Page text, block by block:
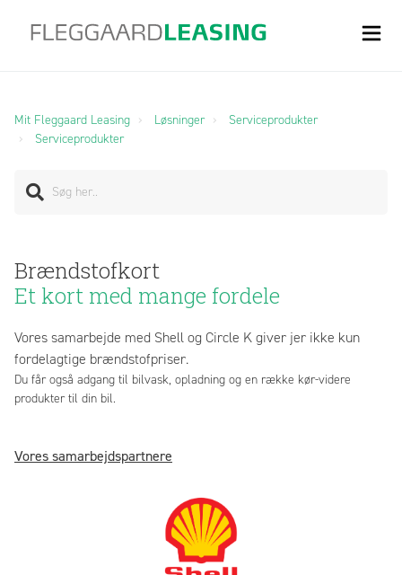
Mit Fleggaard Leasing Løsninger
Serviceprodukter
Serviceprodukter
Brændstofkort
Et kort med mange fordele
Vores samarbejde med Shell og Circle K giver jer ikke kun
fordelagtige brændstofpriser.
Du får også adgang til bilvask, opladning og en række kør-videre
produkter til din bil.
Vores samarbejdspartnere